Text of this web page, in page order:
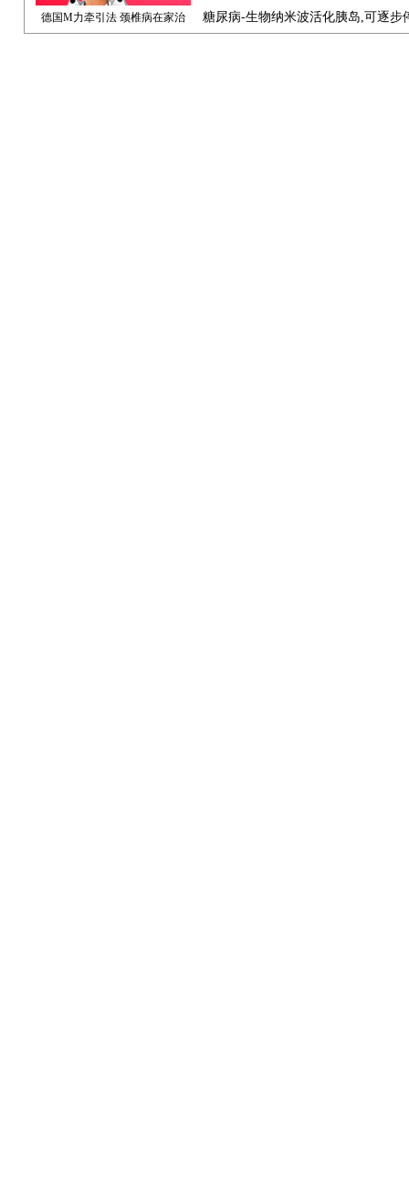
德国M力牵引法 颈椎病在家治
糖尿病-生物纳米波活化胰岛,可逐步